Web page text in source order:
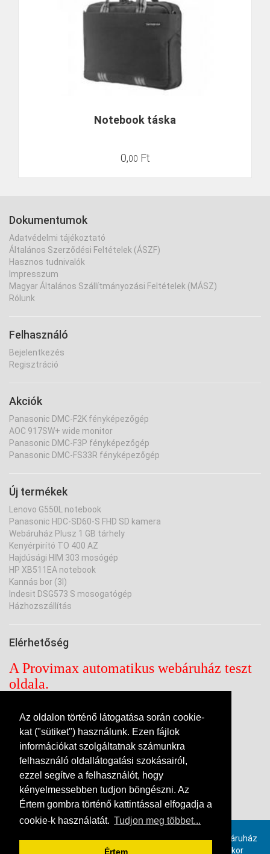
Az oldalon történő látogatása során cookie-
kat ("sütiket") használunk. Ezen fájlok
információkat szolgáltatnak számunkra
felhasználó oldallátogatási szokásairól,
ezzel segítve a felhasználót, hogy
kényelmessebben tudjon böngészni. Az
Értem gombra történő kattintással elfogadja a
cookie-k használatát. Tudjon meg többet...
Értem
Notebook táska
0,00 Ft
Dokumentumok
Adatvédelmi tájékoztató
Általános Szerződési Feltételek (ÁSZF)
Hasznos tudnivalók
Impresszum
Magyar Általános Szállítmányozási Feltételek (MÁSZ)
Rólunk
Felhasználó
Bejelentkezés
Regisztráció
Akciók
Panasonic DMC-F2K fényképezőgép
AOC 917SW+ wide monitor
Panasonic DMC-F3P fényképezőgép
Panasonic DMC-FS33R fényképezőgép
Új termékek
Lenovo G550L notebook
Panasonic HDC-SD60-S FHD SD kamera
Webáruház Plusz 1 GB tárhely
Kenyérpirító TO 400 AZ
Hajdúsági HIM 303 mosógép
HP XB511EA notebook
Kannás bor (3l)
Indesit DSG573 S mosogatógép
Házhozszállítás
Elérhetőség
A Provimax automatikus webáruház teszt
oldala.
kiszállítva!
PROVIMAX Kft. - DEMO
Nyitva tartás: H-P: 9-17-ig
Budapest XIV. ker. Tábornok utca 11/A
Telefon: 06-1-470-0051; 470-0052
E-mail a kapcsolat feliratra kattintva.
Provimax számlázó szoftverrel, online összekötött webáruház
rendszer. Ha ön is szeretne hasonló webáruházat, akkor